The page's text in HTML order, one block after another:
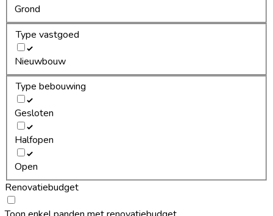
Grond
Type vastgoed
Nieuwbouw
Type bebouwing
Gesloten
Halfopen
Open
Renovatiebudget